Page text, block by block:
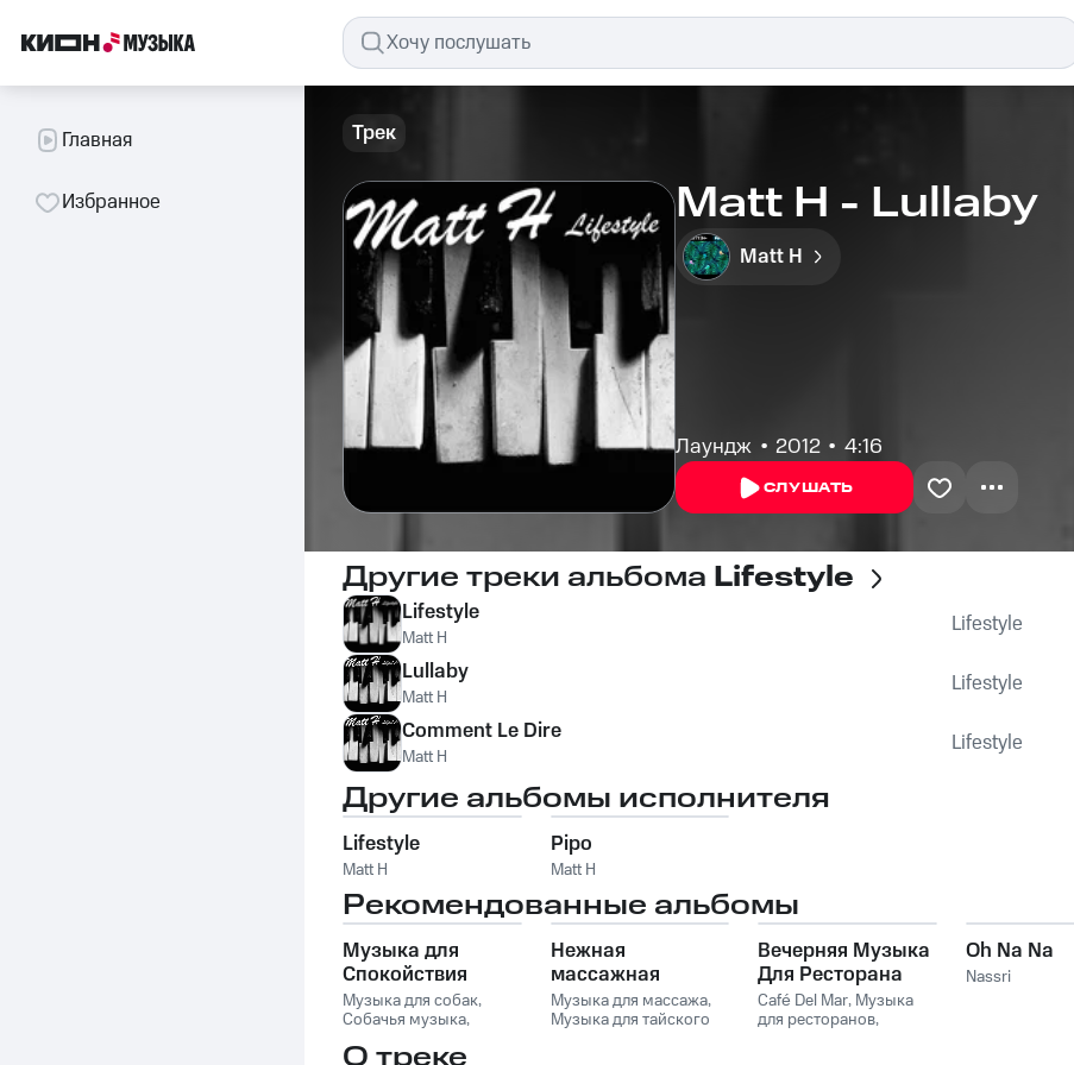
Главная
Избранное
Трек
Matt H - Lullaby
Matt H
Лаундж 2012 4:16
СЛУШАТЬ
Другие треки альбома Lifestyle
Lifestyle
Matt H Lifestyle
Lullaby
Matt H Lifestyle
Comment Le Dire
Matt H Lifestyle
Другие альбомы исполнителя
Lifestyle
Matt H
Pipo
Matt H
Рекомендованные альбомы
Музыка для
Спокойствия
Кошек
Музыка для собак,
Собачья музыка,
Музыка для сна
Нежная
массажная
музыка для
глубокого
Музыка для массажа,
Музыка для тайского
Вечерняя Музыка
Для Ресторана
Vol. 1
Café Del Mar, Музыка
для ресторанов,
Oh Na Na
Nassri